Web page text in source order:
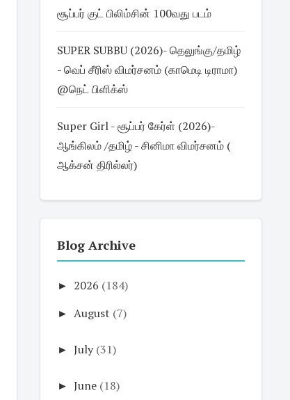
சூப்பர் குட் பிலிம்சின் 100வது படம்
SUPER SUBBU (2026)- தெலுங்கு/தமிழ்
- வெப் சீரிஸ் விமர்சனம் (காமெடி டிராமா)
@நெட் பிளிக்ஸ்
Super Girl - சூப்பர் கேர்ள் (2026)-
ஆங்கிலம் /தமிழ் - சினிமா விமர்சனம் (
ஆக்சன் திரில்லர்)
Blog Archive
► 2026 (184)
► August (7)
► July (31)
► June (18)